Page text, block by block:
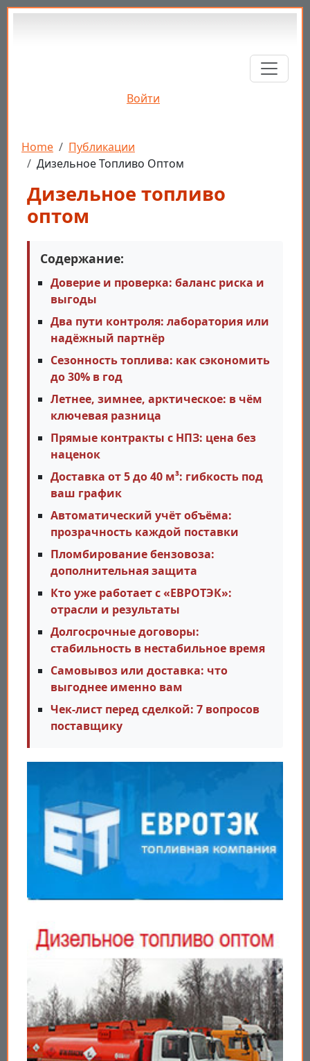
Перейти к основному содержанию
Войти
Строка навигации
Home
Публикации
Дизельное Топливо Оптом
Дизельное топливо
оптом
Содержание:
Доверие и проверка: баланс риска и
выгоды
Два пути контроля: лаборатория или
надёжный партнёр
Сезонность топлива: как сэкономить
до 30% в год
Летнее, зимнее, арктическое: в чём
ключевая разница
Прямые контракты с НПЗ: цена без
наценок
Доставка от 5 до 40 м³: гибкость под
ваш график
Автоматический учёт объёма:
прозрачность каждой поставки
Пломбирование бензовоза:
дополнительная защита
Кто уже работает с «ЕВРОТЭК»:
отрасли и результаты
Долгосрочные договоры:
стабильность в нестабильное время
Самовывоз или доставка: что
выгоднее именно вам
Чек-лист перед сделкой: 7 вопросов
поставщику